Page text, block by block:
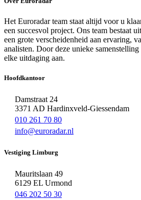
Het Euroradar team staat altijd voor u
een succesvol project. Ons team bestaat
een grote verscheidenheid aan ervaring,
analisten. Door deze unieke
elke uitdaging aan.
Hoofdkantoor
Damstraat 24
3371 AD Hardinxveld-Giessendam
010 261 70 80
info@euroradar.nl
Vestiging Limburg
Mauritslaan 49
6129 EL Urmond
046 202 50 30